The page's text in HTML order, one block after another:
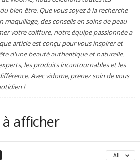
bien-être. Que vous soyez à la recherche
maquillage, des conseils en soins de peau
votre coiffure, notre équipe passionnée a
article est conçu pour vous inspirer et
d'une beauté authentique et naturelle.
les produits incontournables et les
Avec vidome, prenez soin de vous
!
afficher
All